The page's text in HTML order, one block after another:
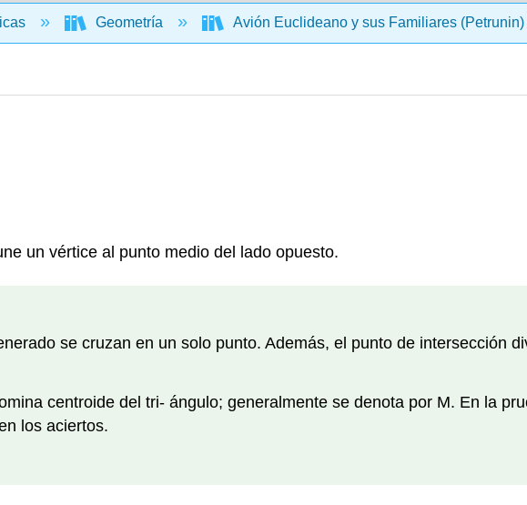
Geometría Avión Euclideano y sus Familiares (Petrunin)
un vértice al punto medio del lado opuesto.
se cruzan en un solo punto. Además, el punto de intersección
centroide del tri- ángulo; generalmente se denota por M. En la
los aciertos.